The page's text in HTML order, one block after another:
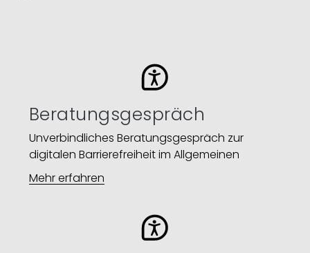
Beratungsgespräch
Unverbindliches Beratungsgespräch zur
digitalen Barrierefreiheit im Allgemeinen
Mehr erfahren